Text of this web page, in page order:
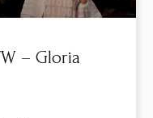
– Gloria